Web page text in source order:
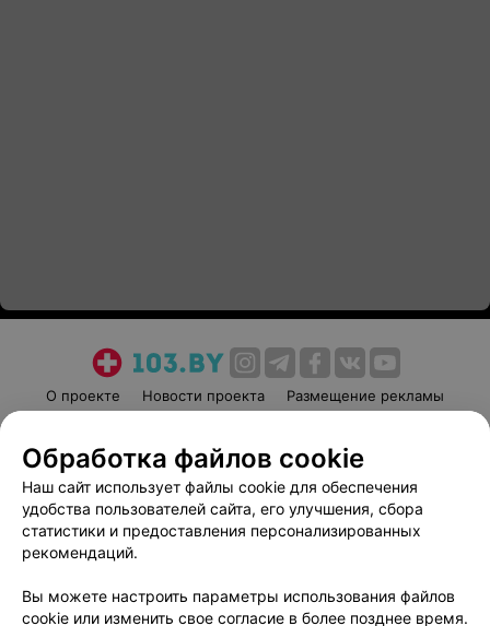
О проекте Новости проекта
Размещение рекламы
Пользовательское соглашение
Способы оплаты
Вакансии
Партнеры
Написать руководителю 103.by
Обработка персональных данных
Обработка файлов cookie
Наш сайт использует файлы cookie для обеспечения
удобства пользователей сайта, его улучшения, сбора
статистики и предоставления персонализированных
рекомендаций.
Вы можете настроить параметры использования файлов
cookie или изменить свое согласие в более позднее время.